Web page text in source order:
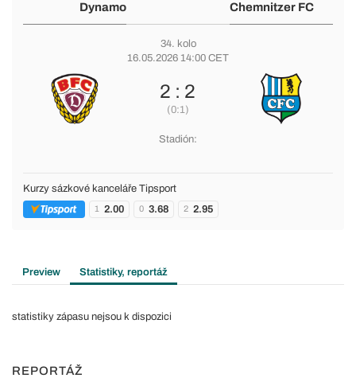
Dynamo
Chemnitzer FC
34. kolo
16.05.2026 14:00 CET
2 : 2
(0:1)
Stadión:
Kurzy sázkové kanceláře Tipsport
1 2.00 0 3.68 2 2.95
Preview Statistiky, reportáž
statistiky zápasu nejsou k dispozici
REPORTÁŽ